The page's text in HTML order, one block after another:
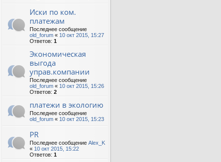
Иски по ком.
платежам
Последнее сообщение
old_forum « 10 окт 2015, 15:27
Ответов: 1
Экономическая
выгода
управ.компании
Последнее сообщение
old_forum « 10 окт 2015, 15:26
Ответов: 2
платежи в экологию
Последнее сообщение
old_forum « 10 окт 2015, 15:23
PR
Последнее сообщение Alex_K
« 10 окт 2015, 15:22
Ответов: 1